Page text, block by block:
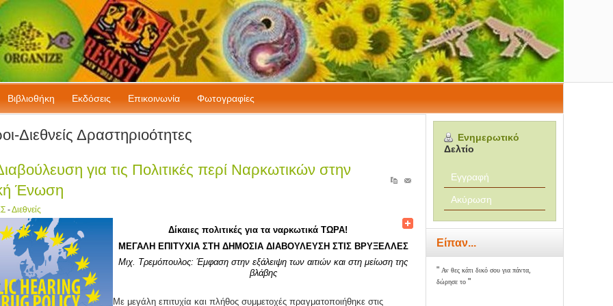
Bιβλιοθήκη Εκδόσεις Επικοινωνία Φωτογραφίες
Ενημερωτικό
Δελτίο
Εγγραφή
Ακύρωση
Είπαν...
" Αν θες κάτι δικό σου για πάντα,
δώρησε το "
buyΔιεθνείς Δραστηριοότητες
για τις Πολιτικές περί Ναρκωτικών στην
Ένωση
-Διεθνείς
Δίκαιες πολιτικές για τα ναρκωτικά ΤΩΡΑ!
ΜΕΓΑΛΗ ΕΠΙΤΥΧΙΑ ΣΤΗ ΔΗΜΟΣΙΑ ΔΙΑΒΟΥΛΕΥΣΗ ΣΤΙΣ ΒΡΥΞΕΛΛΕΣ
Μιχ. Τρεμόπουλος: Έμφαση στην εξάλειψη των αιτιών και στη μείωση της
βλάβης
Με μεγάλη επιτυχία και πλήθος συμμετοχές πραγματοποιήθηκε στις